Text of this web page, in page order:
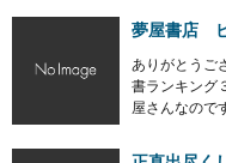
夢屋書店
ありがとうご
書ランキング
屋さんなの